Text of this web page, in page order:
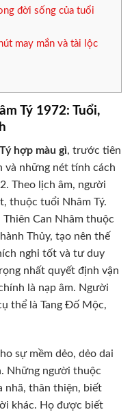
đời sống của tuổi
may mắn và tài lộc
Tý 1972: Tuổi,
hợp màu gì, trước tiên
và những nét tính cách
Theo lịch âm, người
thuộc tuổi Nhâm Tý.
Thiên Can Nhâm thuộc
Thủy, tạo nên thế
nghi tốt và tư duy
nhất quyết định vận
là nạp âm. Người
thể là Tang Đố Mộc,
sự mềm dẻo, dẻo dai
Những người thuộc
nhã, thân thiện, biết
khác. Họ được biết